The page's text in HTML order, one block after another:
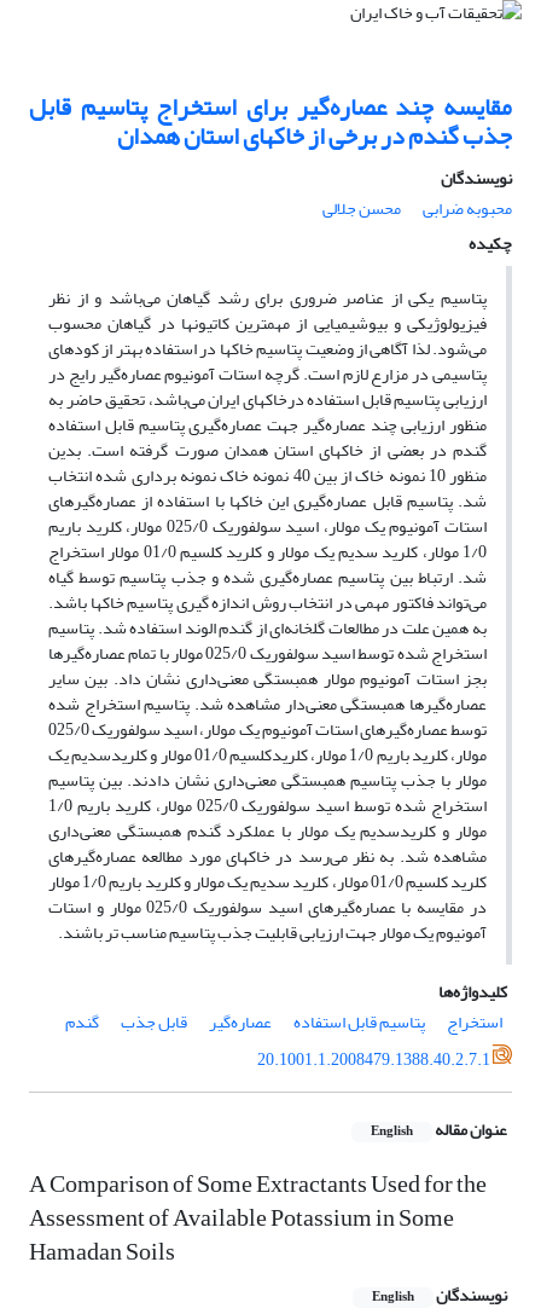
مقایسه چند عصاره‌گیر برای استخراج پتاسیم قابل
جذب گندم در برخی از خاکهای استان همدان
نویسندگان
محبوبه ضرابی
محسن جلالی
چکیده
پتاسیم یکی از عناصر ضروری برای رشد گیاهان می‌باشد و از نظر
فیزیولوژیکی و بیوشیمیایی از مهمترین کاتیونها در گیاهان محسوب
می‌شود. لذا آگاهی از وضعیت پتاسیم خاکها در استفاده بهتر از کودهای
پتاسیمی در مزارع لازم است. گرچه استات آمونیوم عصاره‌گیر رایج در
ارزیابی پتاسیم قابل استفاده درخاکهای ایران می‌باشد، تحقیق حاضر به
منظور ارزیابی چند عصاره‌گیر جهت عصاره‌گیری پتاسیم قابل استفاده
گندم در بعضی از خاکهای استان همدان صورت گرفته است. بدین
منظور 10 نمونه خاک از بین 40 نمونه خاک نمونه برداری شده انتخاب
شد. پتاسیم قابل عصاره‌گیری این خاکها با استفاده از عصاره‌گیرهای
استات آمونیوم یک مولار، اسید سولفوریک 025/0 مولار، کلرید باریم
1/0 مولار، کلرید سدیم یک مولار و کلرید کلسیم 01/0 مولار استخراج
شد. ارتباط بین پتاسیم عصاره‌گیری شده و جذب پتاسیم توسط گیاه
می‌تواند فاکتور مهمی در انتخاب روش اندازه گیری پتاسیم خاکها باشد.
به همین علت در مطالعات گلخانه‌ای از گندم الوند استفاده شد. پتاسیم
استخراج شده توسط اسید سولفوریک 025/0 مولار با تمام عصاره‌گیرها
بجز استات آمونیوم مولار همبستگی معنی‌داری نشان داد. بین سایر
عصاره‌گیرها همبستگی معنی‌دار مشاهده شد. پتاسیم استخراج شده
توسط عصاره‌گیرهای استات آمونیوم یک مولار، اسید سولفوریک 025/0
مولار، کلرید باریم 1/0 مولار، کلریدکلسیم 01/0 مولار و کلریدسدیم یک
مولار با جذب پتاسیم همبستگی معنی‌داری نشان دادند. بین پتاسیم
استخراج شده توسط اسید سولفوریک 025/0 مولار، کلرید باریم 1/0
مولار و کلریدسدیم یک مولار با عملکرد گندم همبستگی معنی‌داری
مشاهده شد. به نظر می‌رسد در خاکهای مورد مطالعه عصاره‌گیرهای
کلرید کلسیم 01/0 مولار، کلرید سدیم یک مولار و کلرید باریم 1/0 مولار
در مقایسه با عصاره‌گیرهای اسید سولفوریک 025/0 مولار و استات
آمونیوم یک مولار جهت ارزیابی قابلیت جذب پتاسیم مناسب تر باشند.
کلیدواژه‌ها
استخراج
پتاسیم قابل استفاده عصاره‌گیر قابل جذب
گندم
20.1001.1.2008479.1388.40.2.7.1
عنوان مقاله English
A Comparison of Some Extractants Used for the
Assessment of Available Potassium in Some
Hamadan Soils
نویسندگان English